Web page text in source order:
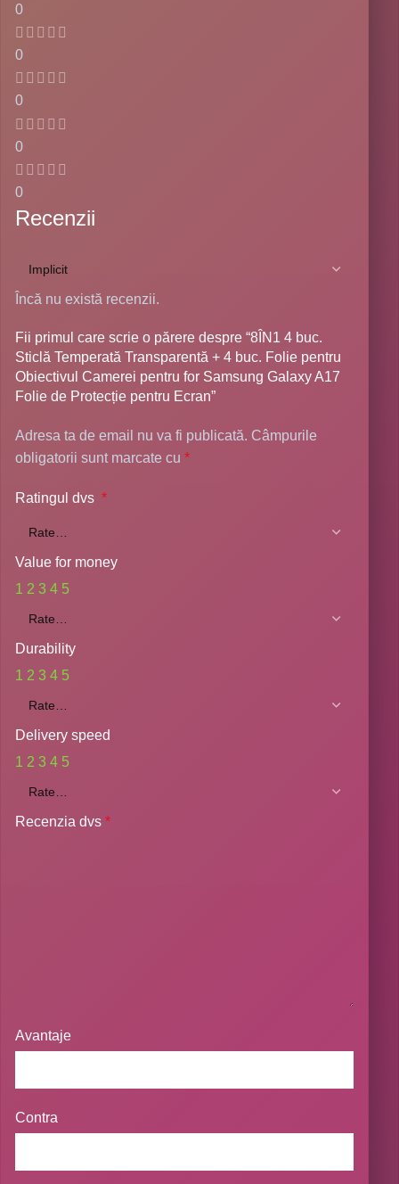
0
0
0
0
0
Recenzii
Încă nu există recenzii.
Fii primul care scrie o părere despre “8ÎN1 4 buc.
Sticlă Temperată Transparentă + 4 buc. Folie pentru
Obiectivul Camerei pentru for Samsung Galaxy A17
Folie de Protecție pentru Ecran”
Adresa ta de email nu va fi publicată. Câmpurile
obligatorii sunt marcate cu*
Ratingul dvs*
Value for money
1 2 3 4 5
Durability
1 2 3 4 5
Delivery speed
1 2 3 4 5
Recenzia dvs*
Avantaje
Contra